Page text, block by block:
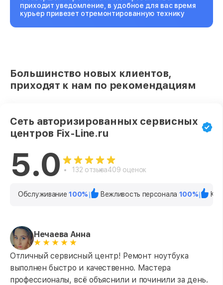
приходит уведомление, в удобное для вас время
курьер привезет отремонтированную технику
Большинство новых клиентов,
приходят к нам по рекомендациям
Сеть авторизированных сервисных
центров Fix-Line.ru
5.0 132 отзыва409 оценок
Обслуживание100% Вежливость персонала 100%
Нечаева Анна
Отличный сервисный центр! Ремонт ноутбука
выполнен быстро и качественно. Мастера
профессионалы, всё объяснили и починили за день.